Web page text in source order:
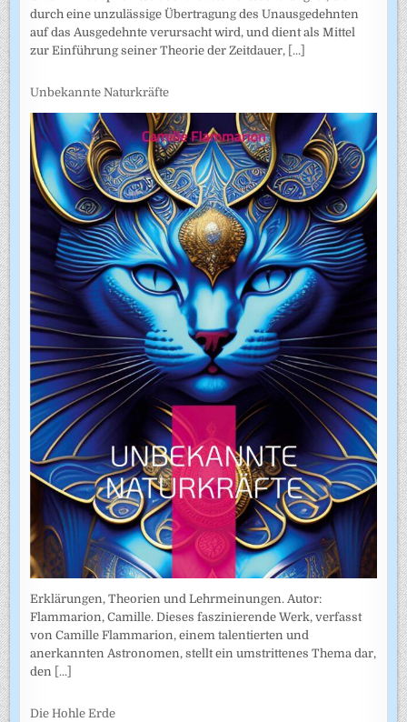
durch eine unzulässige Übertragung des Unausgedehnten
auf das Ausgedehnte verursacht wird, und dient als Mittel
zur Einführung seiner Theorie der Zeitdauer, [...]
Unbekannte Naturkräfte
Erklärungen, Theorien und Lehrmeinungen. Autor:
Flammarion, Camille. Dieses faszinierende Werk, verfasst
von Camille Flammarion, einem talentierten und
anerkannten Astronomen, stellt ein umstrittenes Thema dar,
den [...]
Die Hohle Erde